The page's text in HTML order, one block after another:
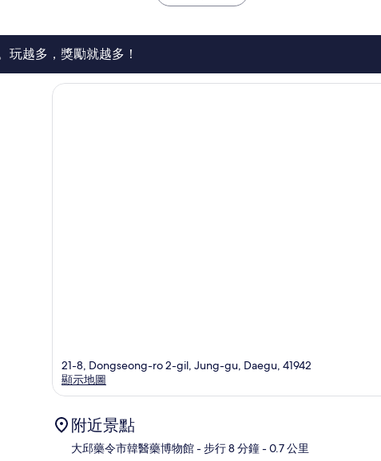
51
評
玩越多，獎勵就越多！
21-8, Dongseong-ro 2-gil, Jung-gu, Daegu, 41942
顯示地圖
附近景點
大邱藥令市韓醫藥博物館- 步行 8 分鐘- 0.7 公里